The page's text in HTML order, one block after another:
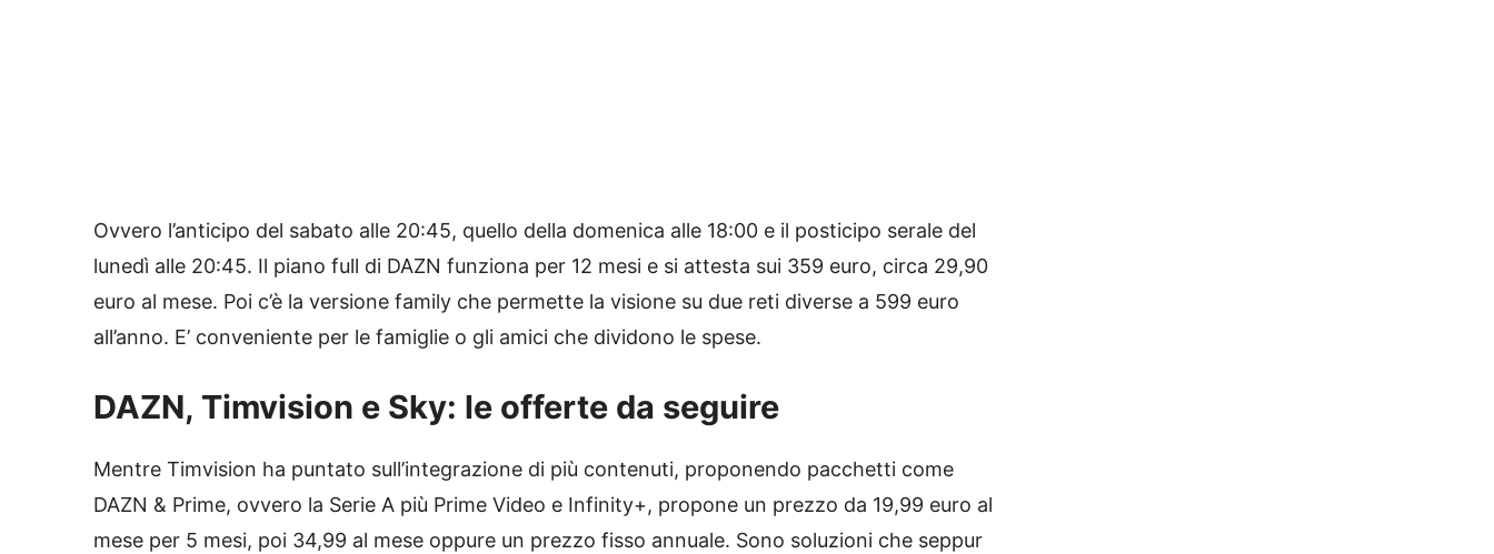
Ovvero l’anticipo del sabato alle 20:45, quello della domenica alle 18:00 e il posticipo serale del
lunedì alle 20:45. Il piano full di DAZN funziona per 12 mesi e si attesta sui 359 euro, circa 29,90
euro al mese. Poi c’è la versione family che permette la visione su due reti diverse a 599 euro
all’anno. E’ conveniente per le famiglie o gli amici che dividono le spese.
DAZN, Timvision e Sky: le offerte da seguire
Mentre Timvision ha puntato sull’integrazione di più contenuti, proponendo pacchetti come
DAZN & Prime, ovvero la Serie A più Prime Video e Infinity+, propone un prezzo da 19,99 euro al
mese per 5 mesi, poi 34,99 al mese oppure un prezzo fisso annuale. Sono soluzioni che seppur